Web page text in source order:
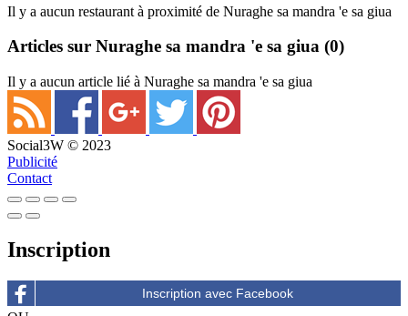
Il y a aucun restaurant à proximité de Nuraghe sa mandra 'e sa giua
Articles sur Nuraghe sa mandra 'e sa giua (0)
Il y a aucun article lié à Nuraghe sa mandra 'e sa giua
Social3W © 2023
Publicité
Contact
Inscription